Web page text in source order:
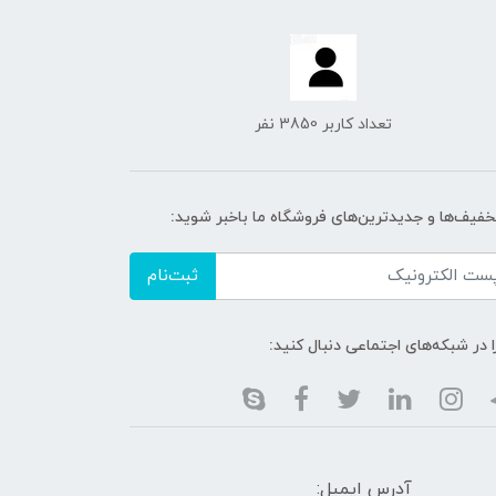
تعداد کاربر 3850 نفر
و جدیدترین‌های فروشگاه ما باخبر شوید:
ثبت‌نام
در شبکه‌های اجتماعی دنبال کنید:
آدرس ایمیل: